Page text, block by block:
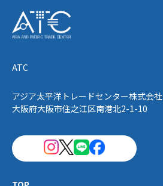
ATC
アジア太平洋トレードセンター株式会社
大阪府大阪市住之江区南港北2-1-10